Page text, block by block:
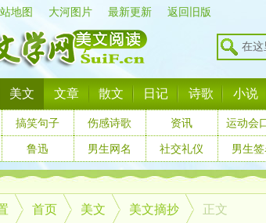
地图 大河图片 最新更新 返回旧版
美文 文章 散文 日记 诗歌 小说
搞笑句子 伤感诗歌 资讯 运动会
鲁迅 男生网名 社交礼仪 男生签
首页 美文 美文摘抄 正文